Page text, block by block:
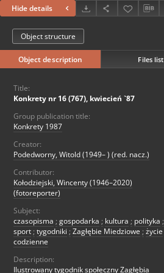
Hide details
Object structure
Object description Files list
Title:
Konkrety nr 16 (767), kwiecień `87
Group publication title:
Konkrety 1987
Creator:
Podedworny, Witold (1949– ) (red. nacz.)
Contributor:
Kołodziejski, Wincenty (1946–2020)
(fotoreporter)
Subject:
czasopisma ; gospodarka ; kultura ; polityka ;
sport ; tygodniki ; Zagłębie Miedziowe ; życie
codzienne
Description:
Ilustrowany tygodnik społeczny Zagłębia